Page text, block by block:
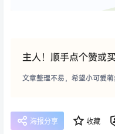
主人！顺手点个赞或
文章整理不易，希望小可爱
海报分享 收藏